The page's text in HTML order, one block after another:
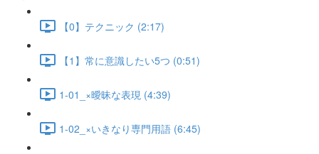
【0】テクニック (2:17)
【1】常に意識したい5つ (0:51)
1-01_×曖昧な表現 (4:39)
1-02_×いきなり専門用語 (6:45)